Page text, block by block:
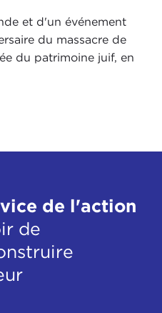
et d'un événement
du massacre de
du patrimoine juif, en
de l'action
de